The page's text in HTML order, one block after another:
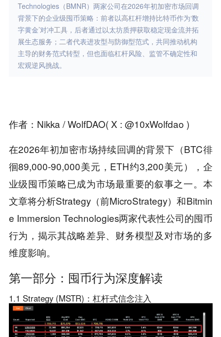
Technologies（BMNR）两家公司在2026年初加密市场回调
背景下的企业级囤币策略：前者以高杠杆增持比特币作为‘数
字黄金’对冲工具，后者通过以太坊质押获取稳定现金流并拓
展生态服务；二者代表进攻型与防御型范式，共同推动机构
主导的财务范式转型，但也面临杠杆风险、监管不确定性和
宏观逆风挑战。
作者：Nikka / WolfDAO( X : @10xWolfdao )
在2026年初加密市场持续回调的背景下（BTC徘
徊89,000-90,000美元，ETH约3,200美元），企
业级囤币策略已成为市场最重要的叙事之一。本
文章将分析Strategy（前MicroStrategy）和Bitmin
e Immersion Technologies两家代表性公司的囤币
行为，揭示其战略差异、财务模型及对市场的多
维度影响。
第一部分：囤币行为深度解读
1.1 Strategy (MSTR)：杠杆式信念注入